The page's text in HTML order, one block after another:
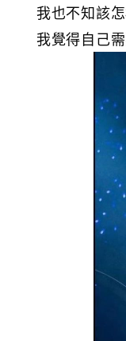
我也不知該
我覺得自己